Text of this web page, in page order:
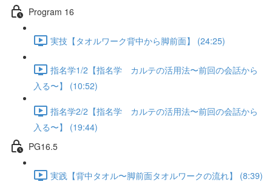
Program 16
実技【タオルワーク背中から脚前面】 (24:25)
指名学1/2【指名学 カルテの活用法〜前回の会話から
入る〜】 (10:52)
指名学2/2【指名学 カルテの活用法〜前回の会話から
入る〜】 (19:44)
PG16.5
実践【背中タオル〜脚前面タオルワークの流れ】 (8:39)